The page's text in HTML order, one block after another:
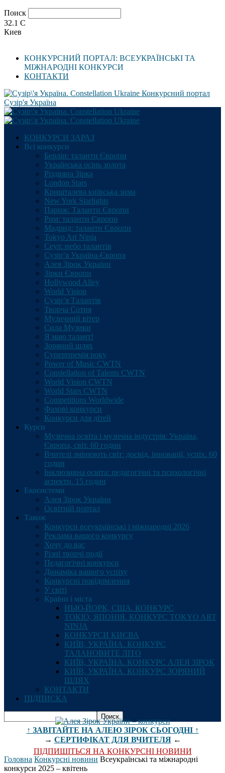
Поиск
32.1 C
Киев
КОНКУРСНИЙ ПОРТАЛ: ВСЕУКРАЇНСЬКІ ТА
МІЖНАРОДНІ КОНКУРСИ
КОНТАКТИ
Конкурсний портал
Сузір'я Україна
КОНКУРСИ ЗАРАЗ
Всі конкурси
Берлін: таланти Європи
Українська осінь золота
Різдвяна Зірка
London Stars
Кришталева київська зима
New York Starlights
Париж: Таланти Європи
Рим: таланти Європи
Мадрид: таланти Європи
Tokyo Art Ninja
Сеул: небо талантів
Сузір’я Україна-Європа
Алея Зірок України
Зірки Європи
Hollywood Alley
World Vision
Сузір’я Талантів
Творча Сотня
Музичний вітер
Сила Музики
Я маю талант!
Зоряний шлях
Суперпремія року
Power of Music CWTN
Constellation of Talents CWTN
World Vision CWTN
World Stars CWTN
Competitions Worldwide
Фахові конкурси
Конкурси для дітей
Курси
Музична освіта і музична індустрія: Україна,
Європа, світ. 60 годин
Вчителі змінюють світ: досвід, інновації, успіх. 60
годин
Інклюзивна освіта: педагогічні та психологічні
аспекти. 15 годин
Екосистеми
Алея Зірок України
Освітній портал
Також
Конкурси всеукраїнські і міжнародні 2026
Реклама вашого конкурсу
Хочу до вас
Різні творчі події
Педагогічні конкурси
Динаміка вашого успіху
Конкурсні повідомлення
У світі
Країни і міста
НЬЮ-ЙОРК, США. КОНКУРС
ТОКІО, ЯПОНІЯ. КОНКУРС TOKYO ART
NINJA
КОНКУРСИ КИЄВА
КИЇВ, УКРАЇНА. КОНКУРС
ТАЛАНОВИТЕ ЛІТО
КИЇВ, УКРАЇНА. КОНКУРС АЛЕЯ ЗІРОК
КИЇВ, УКРАЇНА. КОНКУРС ЗОРЯНИЙ
ШЛЯХ
КОНТАКТИ
ПІДПИСКА
↑ ЗАВІТАЙТЕ НА АЛЕЮ ЗІРОК СЬОГОДНІ ↑
→ СЕРТИФІКАТ ДЛЯ ВЧИТЕЛЯ←
ПІДПИШІТЬСЯ НА КОНКУРСНІ НОВИНИ
Головна Конкурсні новини Всеукраїнські та міжнародні
конкурси 2025 – квітень